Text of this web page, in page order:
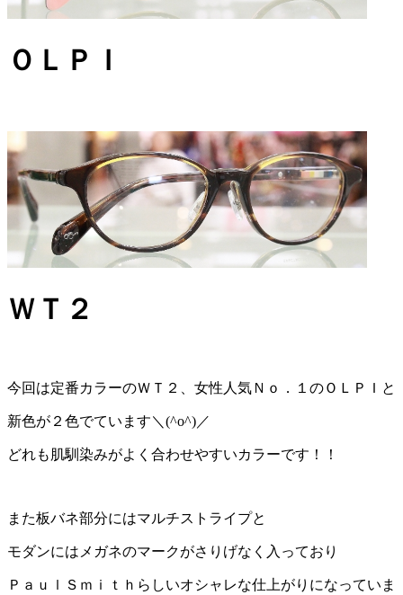
ＯＬＰＩ
ＷＴ２
今回は定番カラーのＷＴ２、女性人気Ｎｏ．１のＯＬＰＩと
新色が２色でています＼(^o^)／
どれも肌馴染みがよく合わせやすいカラーです！！
また板バネ部分にはマルチストライプと
モダンにはメガネのマークがさりげなく入っており
ＰａｕｌＳｍｉｔｈらしいオシャレな仕上がりになっていま